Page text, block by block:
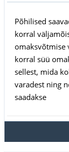
Põhilised
korral
omaksvõtmise
korral süü
sellest, mida
varadest ning
saadakse